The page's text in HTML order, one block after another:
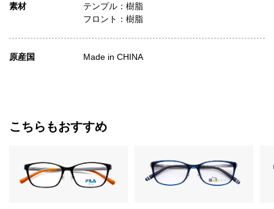
素材
テンプル：樹脂
フロント：樹脂
原産国 Made in CHINA
こちらもおすすめ